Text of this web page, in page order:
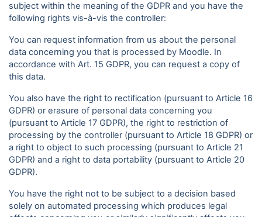
subject within the meaning of the GDPR and you have the
following rights vis-à-vis the controller:
You can request information from us about the personal
data concerning you that is processed by Moodle. In
accordance with Art. 15 GDPR, you can request a copy of
this data.
You also have the right to rectification (pursuant to Article 16
GDPR) or erasure of personal data concerning you
(pursuant to Article 17 GDPR), the right to restriction of
processing by the controller (pursuant to Article 18 GDPR) or
a right to object to such processing (pursuant to Article 21
GDPR) and a right to data portability (pursuant to Article 20
GDPR).
You have the right not to be subject to a decision based
solely on automated processing which produces legal